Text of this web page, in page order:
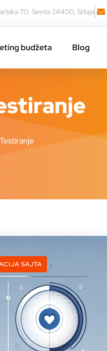
70. Senta 24400, Srbija
budžeta Blog
SAJTA